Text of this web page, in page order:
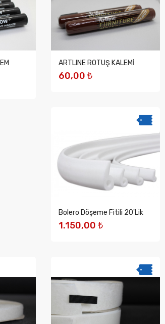
ARTLINE ROTUŞ KALEMİ
60,00 ₺
Bolero Döşeme Fitili 20'lik
1.150,00 ₺